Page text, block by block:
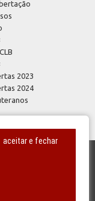
2023
2024
- IECLB - Igreja
Luteranos -
aceitar e fechar